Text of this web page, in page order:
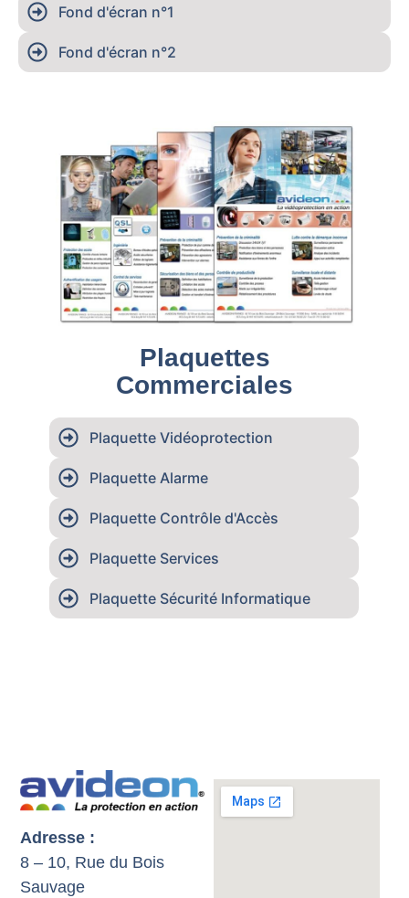
Fond d'écran n°1
Fond d'écran n°2
Plaquettes
Commerciales
Plaquette Vidéoprotection
Plaquette Alarme
Plaquette Contrôle d'Accès
Plaquette Services
Plaquette Sécurité Informatique
Adresse :
8 – 10, Rue du Bois
Sauvage